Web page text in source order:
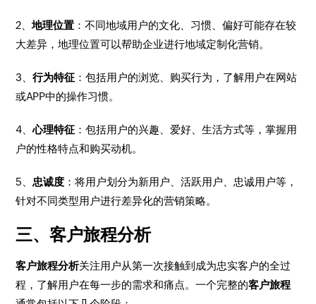
2、地理位置 ：不同地域用户的文化、习惯、偏好可能存在较
大差异，地理位置可以帮助企业进行地域定制化营销。
3、行为特征 ：包括用户的浏览、购买行为，了解用户在网站
或APP中的操作习惯。
4、心理特征 ：包括用户的兴趣、爱好、生活方式等，掌握用
户的性格特点和购买动机。
5、忠诚度 ：将用户划分为新用户、活跃用户、忠诚用户等，
针对不同类型用户进行差异化的营销策略。
三、客户旅程分析
客户旅程分析关注用户从第一次接触到成为忠实客户的全过
程，了解用户在每一步的需求和痛点。一个完整的客户旅程